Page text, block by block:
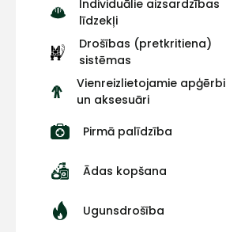
Individuālie aizsardzības
līdzekļi
Drošības (pretkritiena)
sistēmas
Vienreizlietojamie apģērbi
un aksesuāri
Pirmā palīdzība
Ādas kopšana
Ugunsdrošība